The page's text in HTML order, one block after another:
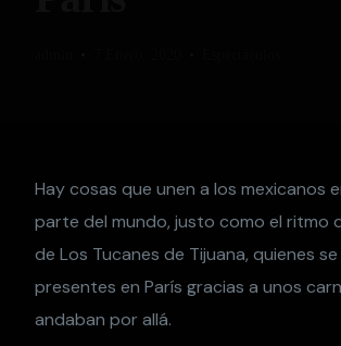
Hay cosas que unen a los mexicanos
parte del mundo, justo como el ritmo
de Los Tucanes de Tijuana, quienes
presentes en París gracias a unos
andaban por allá.